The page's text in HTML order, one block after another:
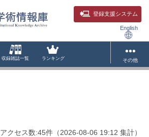
登録支援システム
English
収録雑誌一覧 ランキング その他
アクセス数:45件 （2026-08-06 19:12 集計）